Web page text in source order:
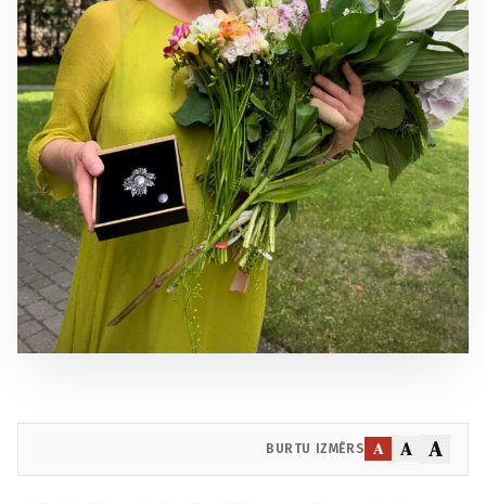
BURTU IZMĒRS A A A